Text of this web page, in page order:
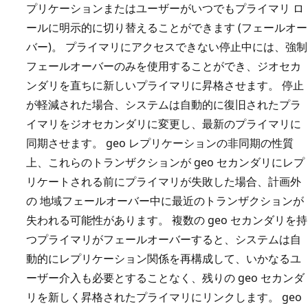
プリケーションまたはユーザーがいつでもプライマリ ロ
ールに明示的に切り替えることができます (フェールオー
バー)。 プライマリにアクセスできない停止中には、強制
フェールオーバーのみを使用することができ、ジオセカ
ンダリを直ちに新しいプライマリに昇格させます。 停止
が軽減された場合、システムは自動的に復旧されたプラ
イマリをジオセカンダリに変更し、最新のプライマリに
同期させます。 geo レプリケーションの非同期の性質
上、これらのトランザクションが geo セカンダリにレプ
リケートされる前にプライマリが失敗した場合、計画外
の 地域フェールオーバー中に最近のトランザクションが
失われる可能性があります。 複数の geo セカンダリを持
つプライマリがフェールオーバーすると、システムは自
動的にレプリケーション関係を再構成して、いかなるユ
ーザー介入も必要とすることなく、残りの geo セカンダ
リを新しく昇格されたプライマリにリンクします。 geo